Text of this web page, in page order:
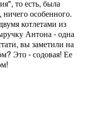
то есть, была
ничего особенного.
котлетами из
Антона - одна
вы заметили на
Это - содовая! Ее